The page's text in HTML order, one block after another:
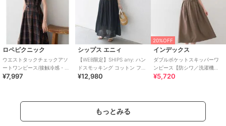
ロペピクニック
ウエストタックチェックアソ
ートワンピース/接触冷感・防
シワ・リンクコーデ
¥7,997
シップス エニィ
【WEB限定】SHIPS any: ハン
ドスモッキング コットン フレ
ア ノースリーブ ワンピース
¥12,980
20%OFF
インデックス
ダブルポケットスキッパーワ
ンピース【防シワ／洗濯機
OK】《XS～3L／6col》
¥5,720
もっとみる